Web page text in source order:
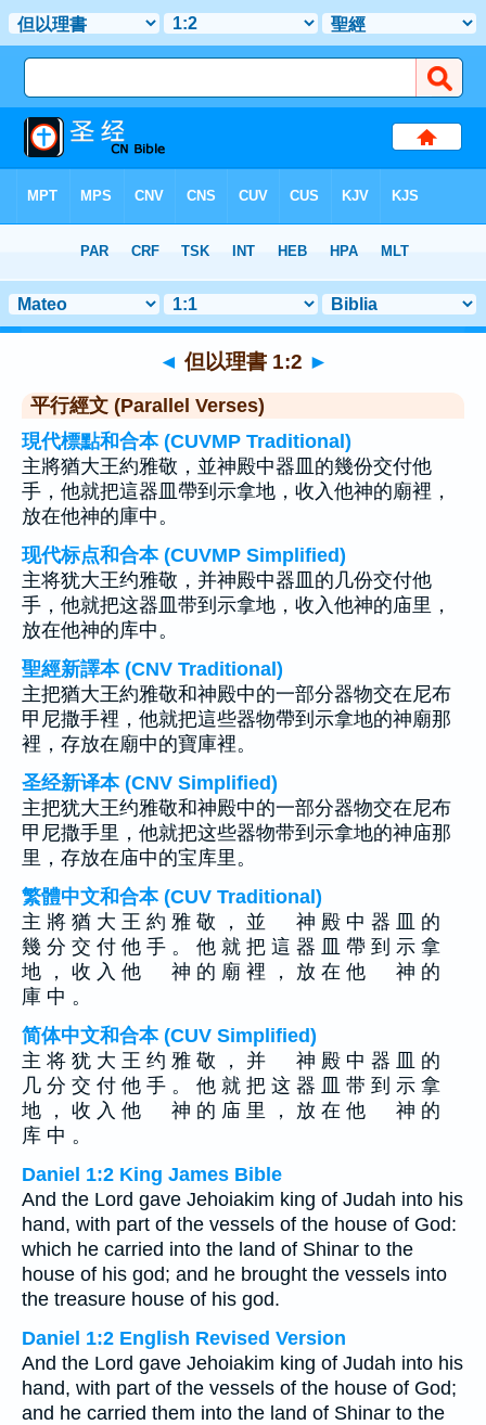
> 聖經金句 2
◄ 但以理書 1:2 ►
平行經文 (Parallel Verses)
現代標點和合本 (CUVMP Traditional)
主將猶大王約雅敬，並神殿中器皿的幾份交付他
手，他就把這器皿帶到示拿地，收入他神的廟裡，
放在他神的庫中。
现代标点和合本 (CUVMP Simplified)
主将犹大王约雅敬，并神殿中器皿的几份交付他
手，他就把这器皿带到示拿地，收入他神的庙里，
放在他神的库中。
聖經新譯本 (CNV Traditional)
主把猶大王約雅敬和神殿中的一部分器物交在尼布
甲尼撒手裡，他就把這些器物帶到示拿地的神廟那
裡，存放在廟中的寶庫裡。
圣经新译本 (CNV Simplified)
主把犹大王约雅敬和神殿中的一部分器物交在尼布
甲尼撒手里，他就把这些器物带到示拿地的神庙那
里，存放在庙中的宝库里。
繁體中文和合本 (CUV Traditional)
主 將 猶 大 王 約 雅 敬 ， 並 神 殿 中 器 皿 的
幾 分 交 付 他 手 。 他 就 把 這 器 皿 帶 到 示 拿
地 ， 收 入 他 神 的 廟 裡 ， 放 在 他 神 的
庫 中 。
简体中文和合本 (CUV Simplified)
主 将 犹 大 王 约 雅 敬 ， 并 神 殿 中 器 皿 的
几 分 交 付 他 手 。 他 就 把 这 器 皿 带 到 示 拿
地 ， 收 入 他 神 的 庙 里 ， 放 在 他 神 的
库 中 。
Daniel 1:2 King James Bible
And the Lord gave Jehoiakim king of Judah into his
hand, with part of the vessels of the house of God:
which he carried into the land of Shinar to the
house of his god; and he brought the vessels into
the treasure house of his god.
Daniel 1:2 English Revised Version
And the Lord gave Jehoiakim king of Judah into his
hand, with part of the vessels of the house of God;
and he carried them into the land of Shinar to the